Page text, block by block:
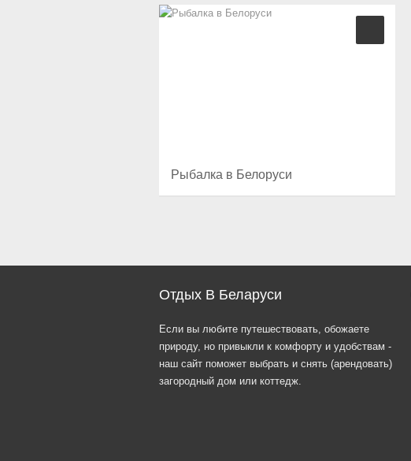
Рыбалка в Белоруси
Отдых В Беларуси
Если вы любите путешествовать, обожаете
природу, но привыкли к комфорту и удобствам -
наш сайт поможет выбрать и снять (арендовать)
загородный дом или коттедж.